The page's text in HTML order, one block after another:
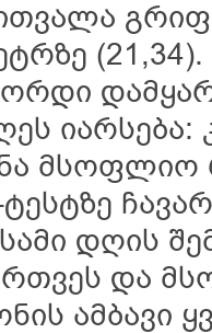
იარსება:
სამი დღის
და
ამბავი